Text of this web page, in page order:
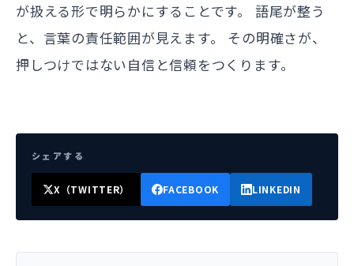
が扱える形で明らかにすることです。 語尾が整う
と、言葉の責任範囲が見えます。 その明確さが、
押しつけではない自信と信頼をつくります。
シェアする
X（TWITTER） FACEBOOK LINKEDIN